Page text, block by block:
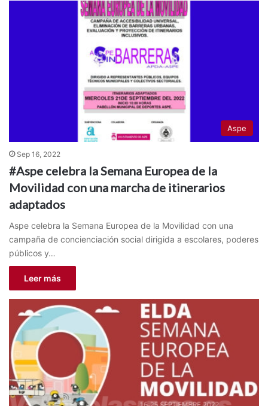
Aspe
Sep 16, 2022
#Aspe celebra la Semana Europea de la
Movilidad con una marcha de itinerarios
adaptados
Aspe celebra la Semana Europea de la Movilidad con una
campaña de concienciación social dirigida a escolares, poderes
públicos y…
Leer más